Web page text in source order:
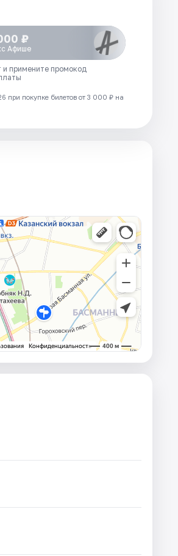
₽
Афише
и примените промокод
при покупке билетов от 3 000 ₽ на